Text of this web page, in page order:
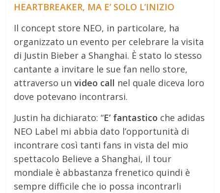
HEARTBREAKER, MA E’ SOLO L’INIZIO
Il concept store NEO, in particolare, ha
organizzato un evento per celebrare la visita
di Justin Bieber a Shanghai. È stato lo stesso
cantante a invitare le sue fan nello store,
attraverso unvideo call nel quale diceva loro
dove potevano incontrarsi.
Justin ha dichiarato: “E’ fantastico che adidas
NEO Label mi abbia dato l’opportunità di
incontrare così tanti fans in vista del mio
spettacolo Believe a Shanghai, il tour
mondiale è abbastanza frenetico quindi è
sempre difficile che io possa incontrarli